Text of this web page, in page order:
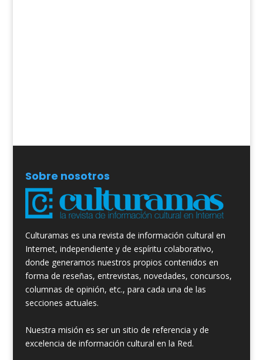
Sobre nosotros
Culturamas es una revista de información cultural en
Internet, independiente y de espíritu colaborativo,
donde generamos nuestros propios contenidos en
forma de reseñas, entrevistas, novedades, concursos,
columnas de opinión, etc., para cada una de las
secciones actuales.
Nuestra misión es ser un sitio de referencia y de
excelencia de información cultural en la Red.